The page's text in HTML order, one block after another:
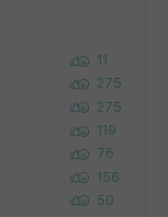
11
275
275
119
76
156
50